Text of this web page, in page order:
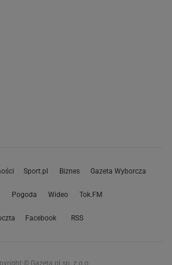
Sport.pl Biznes Gazeta Wyborcza
Pogoda Wideo Tok.FM
Facebook RSS
© Gazeta.pl sp. z o.o.